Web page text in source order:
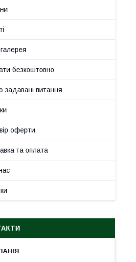
безкоштовно
задавані питання
оферти
та оплата